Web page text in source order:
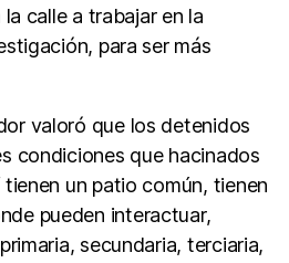
calle a trabajar en la
para ser más
valoró que los detenidos
condiciones que hacinados
un patio común, tienen
pueden interactuar,
secundaria, terciaria,